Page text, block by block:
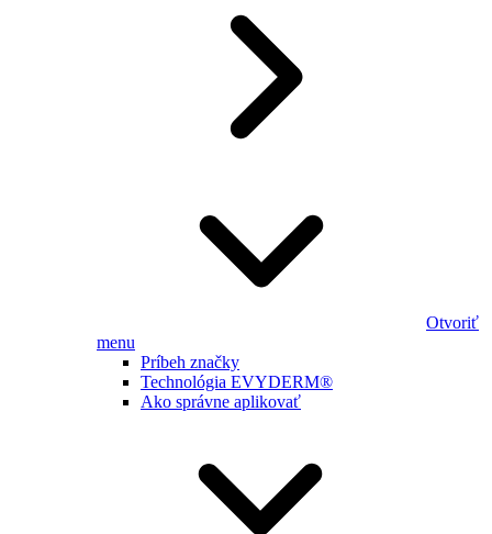
Otvoriť
menu
Príbeh značky
Technológia EVYDERM®
Ako správne aplikovať